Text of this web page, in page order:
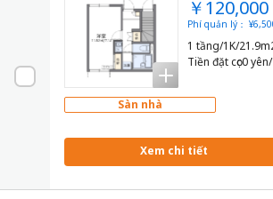
￥120,000
Phí quản lý：
1 tầng/1K/
Tiền đặt cọc0
Sàn nhà
Xem chi tiết